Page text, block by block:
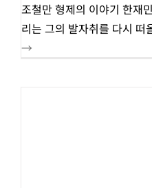
조철만 형제의 이야기 한재
리는 그의 발자취를 다시 떠
→